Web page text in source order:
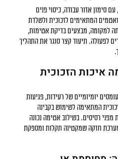
סימון אזור עבודה, כיסוי פנים
המתאימים לזכוכית ולשלדת
למקומה, מבצעים בדיקת אטימות,
לפעולה. תיעוד קצר סוגר את התהליך
איכות הזכוכית
יומיומיים של רעידות, פגיעות
המתאימה לשימוש בקבינה
רסיסים. בשילוב אטימה נכונה
חזקה שמקטינה תקלות ומספקת